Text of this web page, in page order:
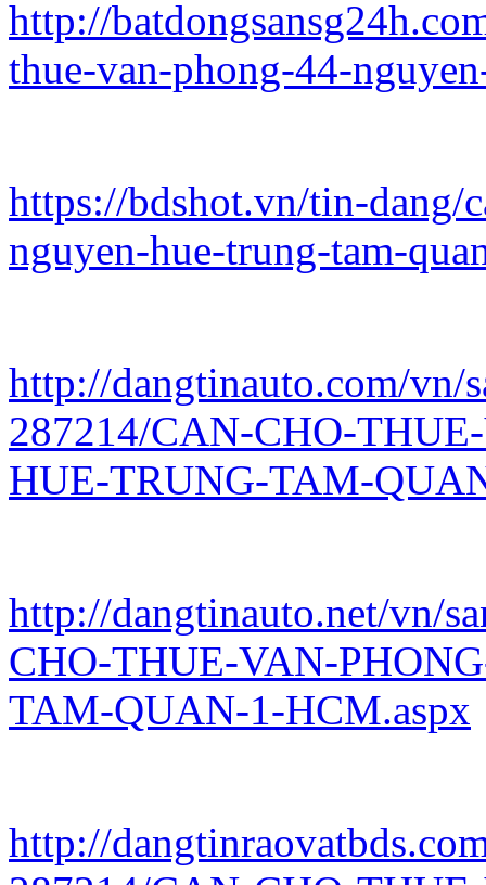
http://
thue-van-phong-44-
https://bdshot.vn/tin-dang/
nguyen-hue-trung-tam-
http://dangtinauto.com/vn/
287214/CAN-CHO-
HUE-TRUNG-TAM-
http://dangtinauto.net/vn/
CHO-THUE-VAN-
TAM-QUAN-1-HCM.aspx
http://